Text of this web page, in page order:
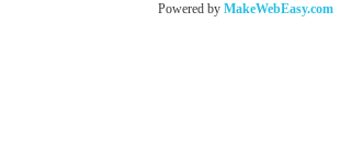
Powered by MakeWebEasy.com